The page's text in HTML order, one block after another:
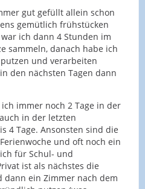
gut gefüllt allein schon
gemütlich frühstücken
ich dann 4 Stunden im
sammeln, danach habe ich
und verarbeiten
den nächsten Tagen dann
immer noch 2 Tage in der
in der letzten
4 Tage. Ansonsten sind die
und oft noch ein
für Schul- und
ist als nächstes die
ein Zimmer nach dem